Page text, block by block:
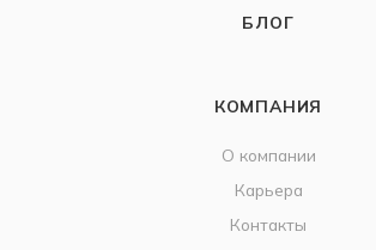
БЛОГ
КОМПАНИЯ
О компании
Карьера
Контакты